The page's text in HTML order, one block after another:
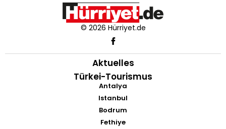
© 2026 Hürriyet.de
Aktuelles
Türkei-Tourismus
Antalya
Istanbul
Bodrum
Fethiye